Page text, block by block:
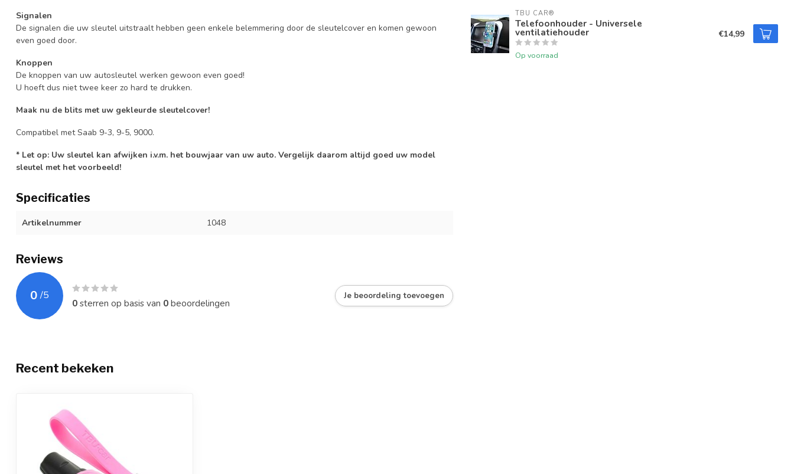
Signalen
De signalen die uw sleutel uitstraalt hebben geen enkele belemmering door de sleutelcover en komen gewoon
even goed door.
Knoppen
De knoppen van uw autosleutel werken gewoon even goed!
U hoeft dus niet twee keer zo hard te drukken.
Maak nu de blits met uw gekleurde sleutelcover!
Compatibel met Saab 9-3, 9-5, 9000.
* Let op: Uw sleutel kan afwijken i.v.m. het bouwjaar van uw auto. Vergelijk daarom altijd goed uw model
sleutel met het voorbeeld!
Specificaties
Artikelnummer 1048
Reviews
0 /5
0sterren op basis van 0beoordelingen
Je beoordeling toevoegen
TBU CAR®
Telefoonhouder - Universele
ventilatiehouder
Op voorraad
€14,99
Recent bekeken